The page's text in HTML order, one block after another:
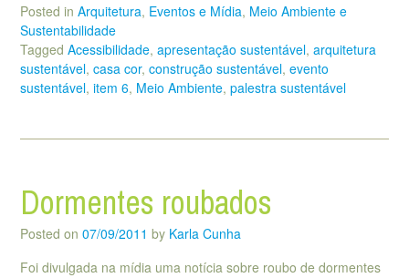
Posted in Arquitetura, Eventos e Mídia, Meio Ambiente e
Sustentabilidade
Tagged Acessibilidade, apresentação sustentável, arquitetura
sustentável, casa cor, construção sustentável, evento
sustentável, item 6, Meio Ambiente, palestra sustentável
Dormentes roubados
Posted on 07/09/2011 by Karla Cunha
Foi divulgada na mídia uma notícia sobre roubo de dormentes